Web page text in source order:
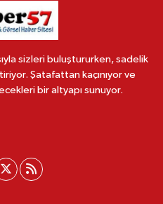
sizleri buluştururken, sadelik
Şatafattan kaçınıyor ve
bir altyapı sunuyor.